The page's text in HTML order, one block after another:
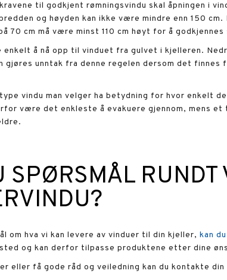
til godkjent rømningsvindu skal åpningen i
og høyden kan ikke være mindre enn 150
70 cm må være minst 110 cm høyt for å godkjennes
å nå opp til vinduet fra gulvet i kjelleren.
gjøres unntak fra denne regelen dersom det
vindu man velger ha betydning for hvor enkelt
være det enkleste å evakuere gjennom, mens
SPØRSMÅL RUNDT
om hva vi kan levere av vinduer til din kjeller, kan
og kan derfor tilpasse produktene etter dine
eller få gode råd og veiledning kan du kontakte